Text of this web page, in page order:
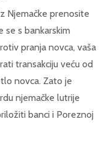
Njemačke prenosite
se s bankarskim
pranja novca, vaša
transakciju veću od
novca. Zato je
njemačke lutrije
banci i Poreznoj